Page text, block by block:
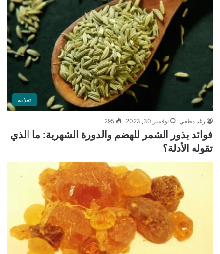
تغذية
رغد مطفي نوفمبر 30, 2023 295
فوائد بذور الشمر للهضم والدورة الشهرية: ما الذي
تقوله الأدلة؟